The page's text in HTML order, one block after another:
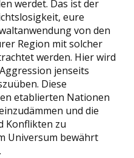
werdet. Das ist der
eure
von den
Region mit solcher
werden. Hier wird
jenseits
Diese
etablierten Nationen
und die
Konflikten zu
Universum bewährt